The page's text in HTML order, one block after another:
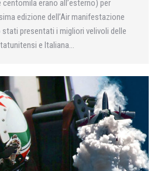
centomila erano all’esterno) per
edizione dell’Air manifestazione
stati presentati i migliori velivoli delle
e Italiana…